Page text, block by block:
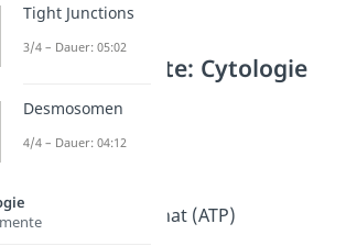
Weitere Inhalte: Cytologie
Stoffwechsel
Dauer: 02:59
Adenosintriphosphat (ATP)
Tight Junctions
3/4 – Dauer: 05:02
Desmosomen
4/4 – Dauer: 04:12